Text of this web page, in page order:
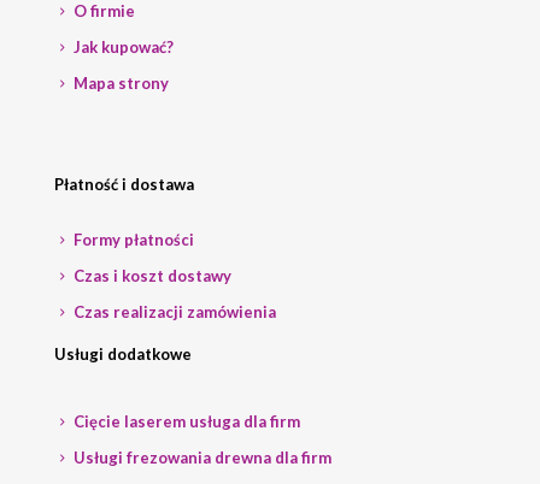
O firmie
Jak kupować?
Mapa strony
Płatność i dostawa
Formy płatności
Czas i koszt dostawy
Czas realizacji zamówienia
Usługi dodatkowe
Cięcie laserem usługa dla firm
Usługi frezowania drewna dla firm